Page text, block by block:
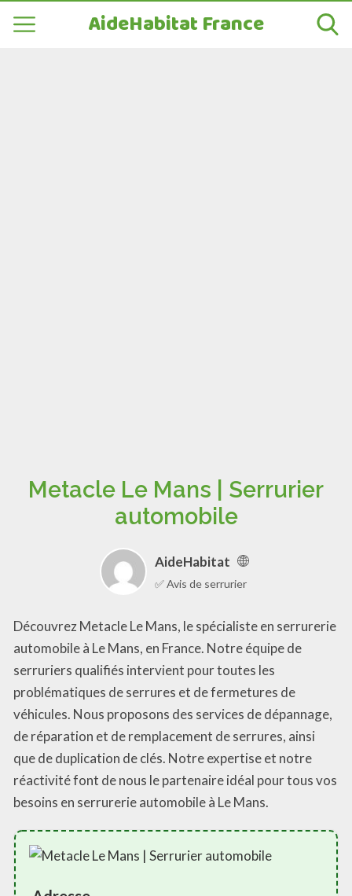
AideHabitat France
Metacle Le Mans | Serrurier
automobile
AideHabitat
✅ Avis de serrurier
Découvrez Metacle Le Mans, le spécialiste en serrurerie
automobile à Le Mans, en France. Notre équipe de
serruriers qualifiés intervient pour toutes les
problématiques de serrures et de fermetures de
véhicules. Nous proposons des services de dépannage,
de réparation et de remplacement de serrures, ainsi
que de duplication de clés. Notre expertise et notre
réactivité font de nous le partenaire idéal pour tous vos
besoins en serrurerie automobile à Le Mans.